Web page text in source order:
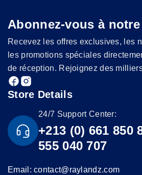
Abonnez-vous à
Recevez les offres exclusives, les
les promotions spéciales
de réception. Rejoignez des
Store Details
24/7 Support Center:
+213 (0) 661 850
555 040 707
Email: contact@raylandz.com